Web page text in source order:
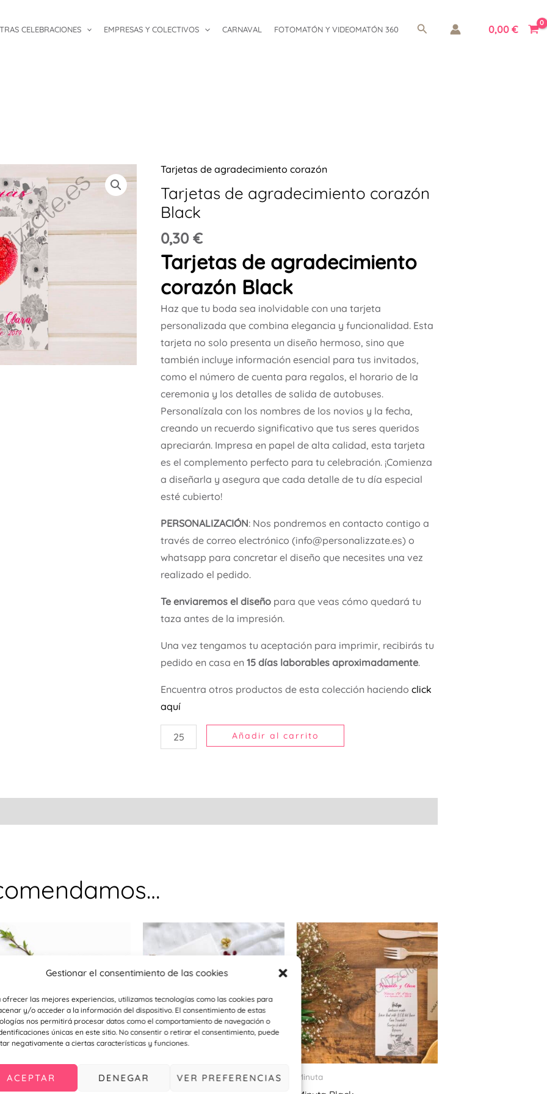
Gestionar el consentimiento de las cookies
ofrecer las mejores experiencias, utilizamos tecnologías como las cookies para
y/o acceder a la información del dispositivo. El consentimiento de estas
nos permitirá procesar datos como el comportamiento de navegación o
únicas en este sitio. No consentir o retirar el consentimiento, puede
negativamente a ciertas características y funciones.
ACEPTAR DENEGAR VER PREFERENCIAS
CELEBRACIONES EMPRESAS Y COLECTIVOS CARNAVAL FOTOMATÓN Y VIDEOMATÓN 360 Buscar 0,00 €
Tarjetas de agradecimiento corazón
Tarjetas de agradecimiento corazón
Black
0,30€
Tarjetas de agradecimiento
corazón Black
Haz que tu boda sea inolvidable con una tarjeta
personalizada que combina elegancia y funcionalidad. Esta
tarjeta no solo presenta un diseño hermoso, sino que
también incluye información esencial para tus invitados,
como el número de cuenta para regalos, el horario de la
ceremonia y los detalles de salida de autobuses.
Personalízala con los nombres de los novios y la fecha,
creando un recuerdo significativo que tus seres queridos
apreciarán. Impresa en papel de alta calidad, esta tarjeta
es el complemento perfecto para tu celebración. ¡Comienza
a diseñarla y asegura que cada detalle de tu día especial
esté cubierto!
PERSONALIZACIÓN: Nos pondremos en contacto contigo a
través de correo electrónico (info@personalizzate.es) o
whatsapp para concretar el diseño que necesites una vez
realizado el pedido.
Te enviaremos el diseño para que veas cómo quedará tu
taza antes de la impresión.
Una vez tengamos tu aceptación para imprimir, recibirás tu
pedido en casa en15 días laborables aproximadamente.
Encuentra otros productos de esta colección haciendoclick
aquí
Tarjetas
de
agradecimiento
Black
cantidad
Añadir al carrito
indicativos para eventos
Este
producto
variantes.
Las
opciones
se
elegir
Invitaciones de bodas Minuta